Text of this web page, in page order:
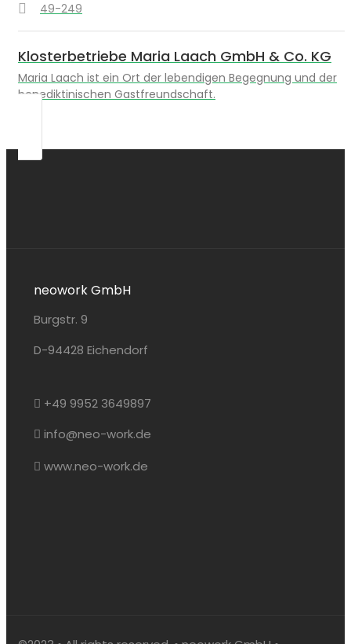
49-249
Klosterbetriebe Maria Laach GmbH & Co. KG
Maria Laach ist ein Ort der lebendigen Begegnung und der
benediktinischen Gastfreundschaft.
neowork GmbH
Burgstr. 9
D-94428 Eichendorf
+49 9952 3649897
info@neo-work.de
www.neo-work.de